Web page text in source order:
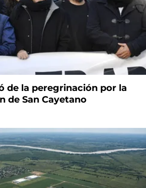
de la peregrinación por la
de San Cayetano